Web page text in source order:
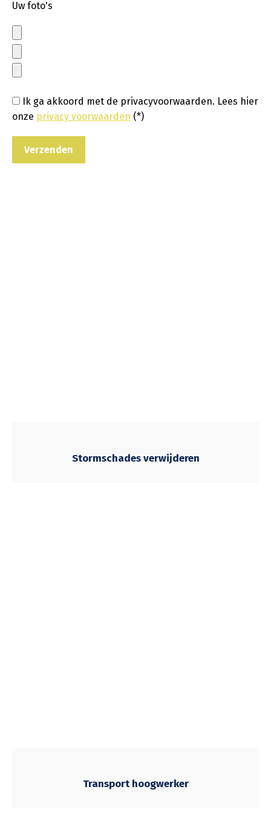
Uw foto's
Ik ga akkoord met de privacyvoorwaarden. Lees hier
onze privacy voorwaarden (*)
Stormschades verwijderen
Transport hoogwerker